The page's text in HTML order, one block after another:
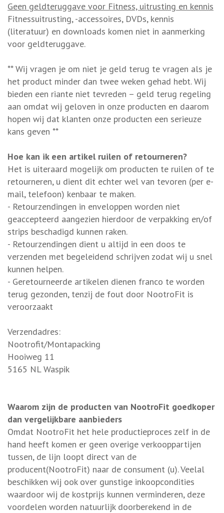
Geen geldteruggave voor Fitness, uitrusting en kennis
Fitnessuitrusting, -accessoires, DVDs, kennis
(literatuur) en downloads komen niet in aanmerking
voor geldteruggave.
** Wij vragen je om niet je geld terug te vragen als je
het product minder dan twee weken gehad hebt. Wij
bieden een riante niet tevreden – geld terug regeling
aan omdat wij geloven in onze producten en daarom
hopen wij dat klanten onze producten een serieuze
kans geven **
Hoe kan ik een artikel ruilen of retourneren?
Het is uiteraard mogelijk om producten te ruilen of te
retourneren, u dient dit echter wel van tevoren (per e-
mail, telefoon) kenbaar te maken.
- Retourzendingen in enveloppen worden niet
geaccepteerd aangezien hierdoor de verpakking en/of
strips beschadigd kunnen raken.
- Retourzendingen dient u altijd in een doos te
verzenden met begeleidend schrijven zodat wij u snel
kunnen helpen.
- Geretourneerde artikelen dienen franco te worden
terug gezonden, tenzij de fout door NootroFit is
veroorzaakt
Verzendadres:
Nootrofit/Montapacking
Hooiweg 11
5165 NL Waspik
Waarom zijn de producten van NootroFit goedkoper
dan vergelijkbare aanbieders
Omdat NootroFit het hele productieproces zelf in de
hand heeft komen er geen overige verkooppartijen
tussen, de lijn loopt direct van de
producent(NootroFit) naar de consument (u). Veelal
beschikken wij ook over gunstige inkoopcondities
waardoor wij de kostprijs kunnen verminderen, deze
voordelen worden natuurlijk doorberekend in de